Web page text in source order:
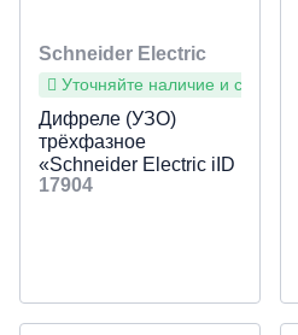
Schneider Electric
Уточняйте наличие и сроки
Дифреле (УЗО)
трёхфазное
«Schneider Electric iID
K» 4p 63 Aмер 30мА
17904